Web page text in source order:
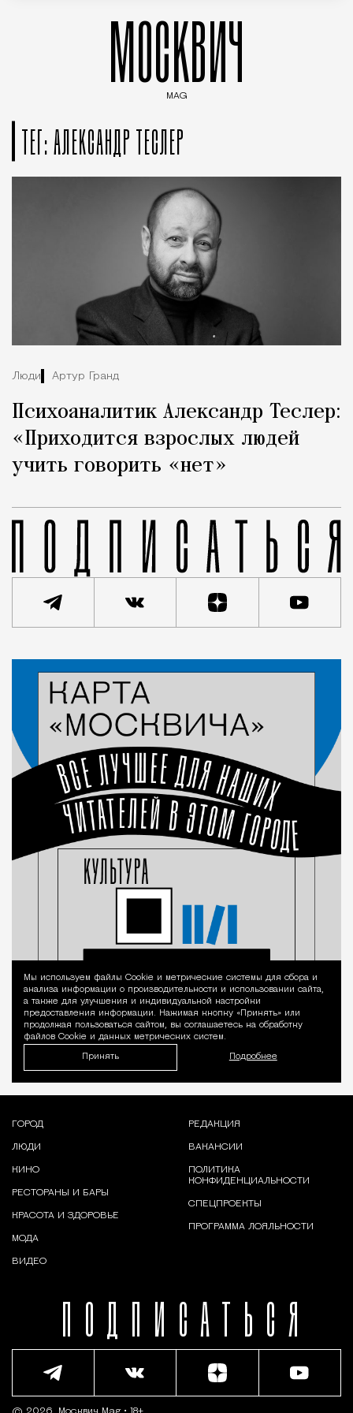
МОСКВИЧ
MAG
ТЕГ: АЛЕКСАНДР ТЕСЛЕР
Люди Артур Гранд
Психоаналитик Александр Теслер:
«Приходится взрослых людей
учить говорить «нет»
Уведомление
Мы используем файлы Сookie и метрические системы для сбора и
анализа информации о производительности и использовании сайта,
а также для улучшения и индивидуальной настройки
предоставления информации. Нажимая кнопку «Принять» или
продолжая пользоваться сайтом, вы соглашаетесь на обработку
файлов Cookie и данных метрических систем.
Принять Подробнее
ПОДПИСАТЬСЯ
ГОРОД
ЛЮДИ
КИНО
РЕСТОРАНЫ И БАРЫ
КРАСОТА И ЗДОРОВЬЕ
МОДА
ВИДЕО
РЕДАКЦИЯ
ВАКАНСИИ
ПОЛИТИКА
КОНФИДЕНЦИАЛЬНОСТИ
СПЕЦПРОЕКТЫ
ПРОГРАММА ЛОЯЛЬНОСТИ